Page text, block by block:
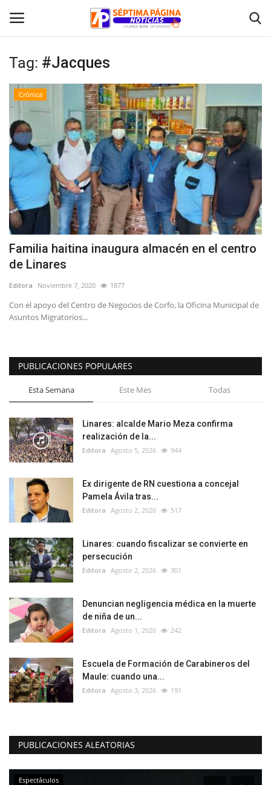
Inicio
Crónica
Policial
Tribunales
Deporte
Política
Espectáculos
Tag: #Jacques
Crónica
Familia haitina inaugura almacén en el centro
de Linares
Editora Noviembre 7, 2020 1877
Con el apoyo del Centro de Negocios de Corfo, la Oficina Municipal de
Asuntos Migratorios...
PUBLICACIONES POPULARES
Esta Semana Este Mes Todas
Linares: alcalde Mario Meza confirma
realización de la...
Editora Agosto 5, 2026 944
Ex dirigente de RN cuestiona a concejal
Pamela Ávila tras...
Editora Agosto 2, 2026 517
Linares: cuando fiscalizar se convierte en
persecución
Editora Agosto 2, 2026 301
Denuncian negligencia médica en la muerte
de niña de un...
Editora Agosto 1, 2026 242
Escuela de Formación de Carabineros del
Maule: cuando una...
Editora Agosto 3, 2026 191
PUBLICACIONES ALEATORIAS
Espectáculos